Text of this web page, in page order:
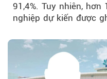
91,4%. Tuy nhiên,
nghiệp dự kiến được